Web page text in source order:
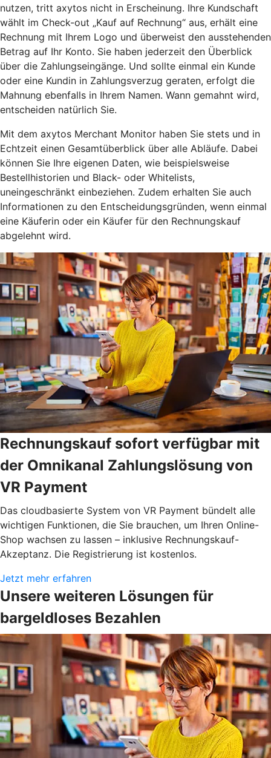
nutzen, tritt axytos nicht in Erscheinung. Ihre Kundschaft
wählt im Check-out „Kauf auf Rechnung“ aus, erhält eine
Rechnung mit Ihrem Logo und überweist den ausstehenden
Betrag auf Ihr Konto. Sie haben jederzeit den Überblick
über die Zahlungseingänge. Und sollte einmal ein Kunde
oder eine Kundin in Zahlungsverzug geraten, erfolgt die
Mahnung ebenfalls in Ihrem Namen. Wann gemahnt wird,
entscheiden natürlich Sie.
Mit dem axytos Merchant Monitor haben Sie stets und in
Echtzeit einen Gesamtüberblick über alle Abläufe. Dabei
können Sie Ihre eigenen Daten, wie beispielsweise
Bestellhistorien und Black- oder Whitelists,
uneingeschränkt einbeziehen. Zudem erhalten Sie auch
Informationen zu den Entscheidungsgründen, wenn einmal
eine Käuferin oder ein Käufer für den Rechnungskauf
abgelehnt wird.
Rechnungskauf sofort verfügbar mit
der Omnikanal Zahlungslösung von
VR Payment
Das cloudbasierte System von VR Payment bündelt alle
wichtigen Funktionen, die Sie brauchen, um Ihren Online-
Shop wachsen zu lassen – inklusive Rechnungskauf-
Akzeptanz. Die Registrierung ist kostenlos.
Jetzt mehr erfahren
Unsere weiteren Lösungen für
bargeldloses Bezahlen